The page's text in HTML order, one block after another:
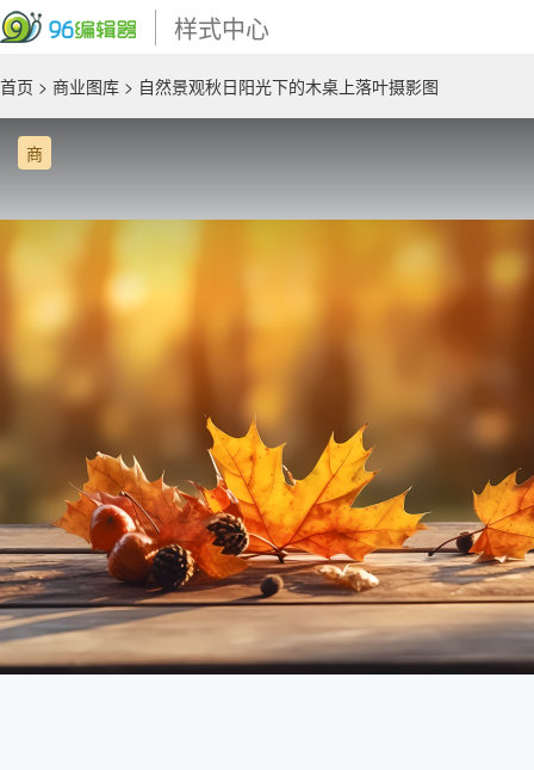
样式中心
首页 > 商业图库 > 自然景观秋日阳光下的木桌上落叶摄影图
商